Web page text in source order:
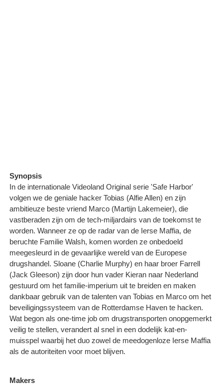
Synopsis
In de internationale Videoland Original serie 'Safe Harbor'
volgen we de geniale hacker Tobias (Alfie Allen) en zijn
ambitieuze beste vriend Marco (Martijn Lakemeier), die
vastberaden zijn om de tech-miljardairs van de toekomst te
worden. Wanneer ze op de radar van de Ierse Maffia, de
beruchte Familie Walsh, komen worden ze onbedoeld
meegesleurd in de gevaarlijke wereld van de Europese
drugshandel. Sloane (Charlie Murphy) en haar broer Farrell
(Jack Gleeson) zijn door hun vader Kieran naar Nederland
gestuurd om het familie-imperium uit te breiden en maken
dankbaar gebruik van de talenten van Tobias en Marco om het
beveiligingssysteem van de Rotterdamse Haven te hacken.
Wat begon als one-time job om drugstransporten onopgemerkt
veilig te stellen, verandert al snel in een dodelijk kat-en-
muisspel waarbij het duo zowel de meedogenloze Ierse Maffia
als de autoriteiten voor moet blijven.
Makers